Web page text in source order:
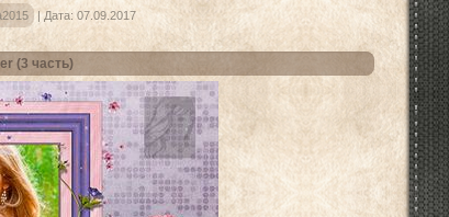
|Дата: 07.09.2017
(3 часть)